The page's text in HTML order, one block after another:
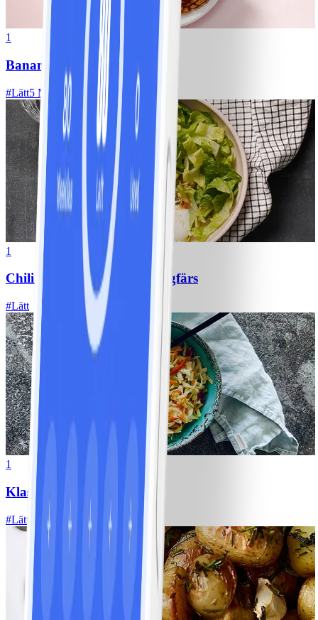
1
Bananpannkakor
#Lätt5 MIN
1
Chili con carne med kycklingfärs
#Lätt
1
Klassisk vitkålssallad
#Lätt 20 MIN